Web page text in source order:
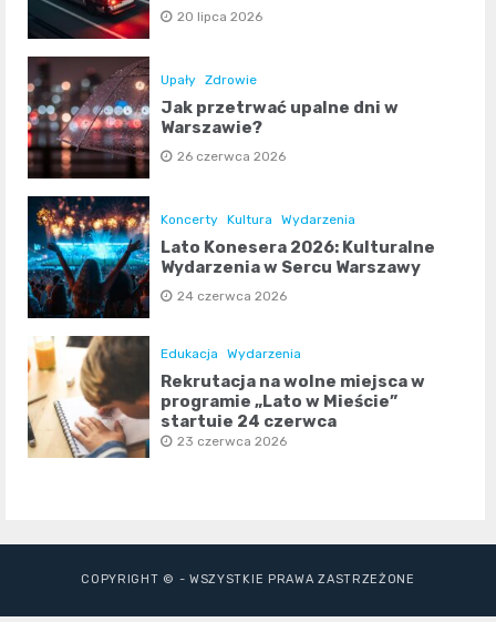
20 lipca 2026
Upały Zdrowie
Jak przetrwać upalne dni w
Warszawie?
26 czerwca 2026
Koncerty Kultura Wydarzenia
Lato Konesera 2026: Kulturalne
Wydarzenia w Sercu Warszawy
24 czerwca 2026
Edukacja Wydarzenia
Rekrutacja na wolne miejsca w
programie „Lato w Mieście”
startuje 24 czerwca
23 czerwca 2026
COPYRIGHT © - WSZYSTKIE PRAWA ZASTRZEŻONE